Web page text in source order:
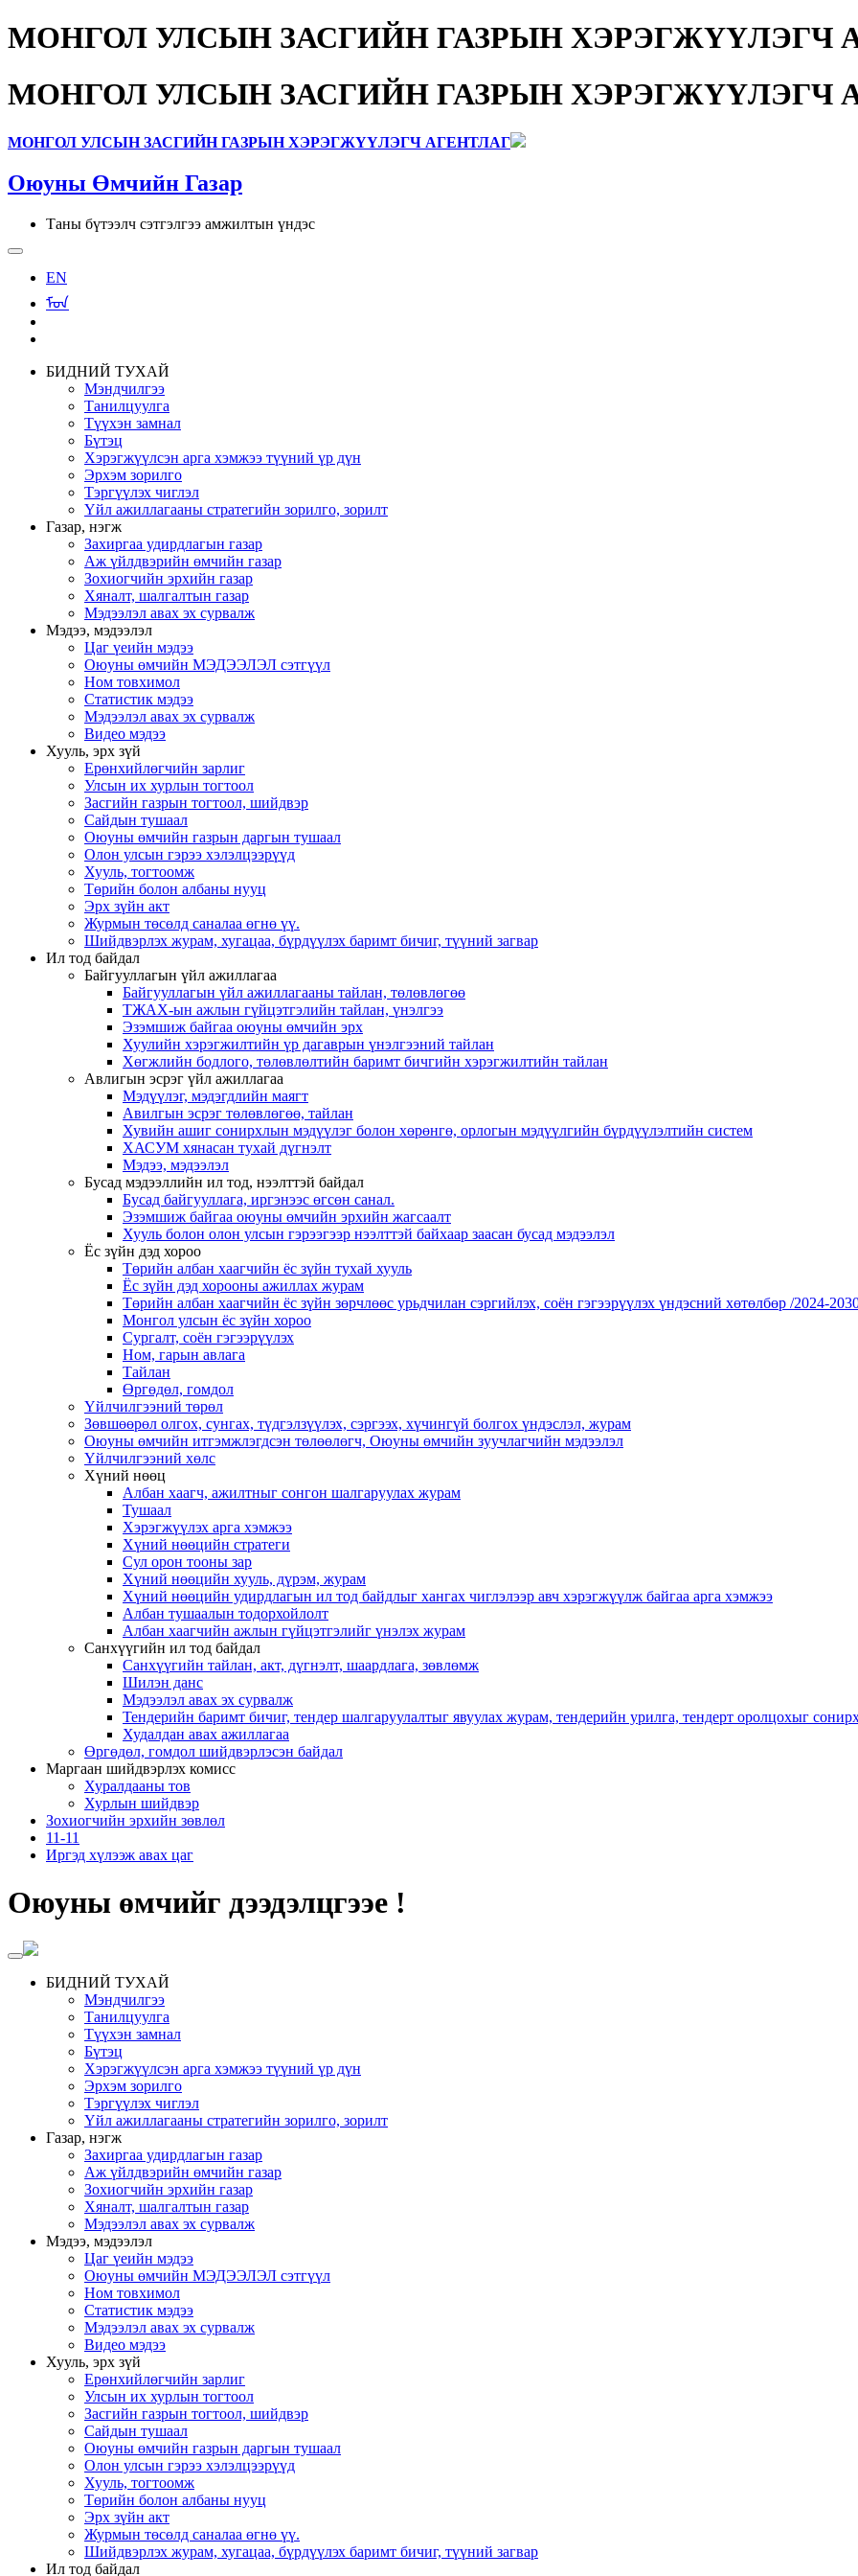
МОНГОЛ УЛСЫН ЗАСГИЙН ГАЗРЫН ХЭРЭГЖҮҮЛЭГЧ
МОНГОЛ УЛСЫН ЗАСГИЙН ГАЗРЫН ХЭРЭГЖҮҮЛЭГЧ
МОНГОЛ УЛСЫН ЗАСГИЙН ГАЗРЫН ХЭРЭГЖҮҮЛЭГЧ АГЕНТЛАГ
Оюуны Өмчийн Газар
Таны бүтээлч сэтгэлгээ амжилтын үндэс
EN
ᠮᠣᠨ
БИДНИЙ ТУХАЙ
Мэндчилгээ
Танилцуулга
Түүхэн замнал
Бүтэц
Хэрэгжүүлсэн арга хэмжээ түүний үр дүн
Эрхэм зорилго
Тэргүүлэх чиглэл
Үйл ажиллагааны стратегийн зорилго, зорилт
Газар, нэгж
Захиргаа удирдлагын газар
Аж үйлдвэрийн өмчийн газар
Зохиогчийн эрхийн газар
Хяналт, шалгалтын газар
Мэдээлэл авах эх сурвалж
Мэдээ, мэдээлэл
Цаг үеийн мэдээ
Оюуны өмчийн МЭДЭЭЛЭЛ сэтгүүл
Ном товхимол
Статистик мэдээ
Мэдээлэл авах эх сурвалж
Видео мэдээ
Хууль, эрх зүй
Ерөнхийлөгчийн зарлиг
Улсын их хурлын тогтоол
Засгийн газрын тогтоол, шийдвэр
Сайдын тушаал
Оюуны өмчийн газрын даргын тушаал
Олон улсын гэрээ хэлэлцээрүүд
Хууль, тогтоомж
Төрийн болон албаны нууц
Эрх зүйн акт
Журмын төсөлд саналаа өгнө үү.
Шийдвэрлэх журам, хугацаа, бүрдүүлэх баримт бичиг, түүний загвар
Ил тод байдал
Байгууллагын үйл ажиллагаа
Байгууллагын үйл ажиллагааны тайлан, төлөвлөгөө
ТЖАХ-ын ажлын гүйцэтгэлийн тайлан, үнэлгээ
Эзэмшиж байгаа оюуны өмчийн эрх
Хуулийн хэрэгжилтийн үр дагаврын үнэлгээний тайлан
Хөгжлийн бодлого, төлөвлөлтийн баримт бичгийн хэрэгжилтийн тайлан
Авлигын эсрэг үйл ажиллагаа
Мэдүүлэг, мэдэгдлийн маягт
Авилгын эсрэг төлөвлөгөө, тайлан
Хувийн ашиг сонирхлын мэдүүлэг болон хөрөнгө, орлогын мэдүүлгийн бүрдүүлэлтийн систем
ХАСУМ хянасан тухай дүгнэлт
Мэдээ, мэдээлэл
Бусад мэдээллийн ил тод, нээлттэй байдал
Бусад байгууллага, иргэнээс өгсөн санал.
Эзэмшиж байгаа оюуны өмчийн эрхийн жагсаалт
Хууль болон олон улсын гэрээгээр нээлттэй байхаар заасан бусад мэдээлэл
Ёс зүйн дэд хороо
Төрийн албан хаагчийн ёс зүйн тухай хууль
Ёс зүйн дэд хорооны ажиллах журам
Төрийн албан хаагчийн ёс зүйн зөрчлөөс урьдчилан сэргийлэх, соён гэгээрүүлэх үндэсний хөтөлбөр /2024-
Монгол улсын ёс зүйн хороо
Cургалт, cоён гэгээрүүлэх
Ном, гарын авлага
Тайлан
Өргөдөл, гомдол
Үйлчилгээний төрөл
Зөвшөөрөл олгох, сунгах, түдгэлзүүлэх, сэргээх, хүчингүй болгох үндэслэл, журам
Оюуны өмчийн итгэмжлэгдсэн төлөөлөгч, Оюуны өмчийн зуучлагчийн мэдээлэл
Үйлчилгээний хөлс
Хүний нөөц
Албан хаагч, ажилтныг сонгон шалгаруулах журам
Тушаал
Хэрэгжүүлэх арга хэмжээ
Хүний нөөцийн стратеги
Сул орон тооны зар
Хүний нөөцийн хууль, дүрэм, журам
Хүний нөөцийн удирдлагын ил тод байдлыг хангах чиглэлээр авч хэрэгжүүлж байгаа арга хэмжээ
Албан тушаалын тодорхойлолт
Албан хаагчийн ажлын гүйцэтгэлийг үнэлэх журам
Санхүүгийн ил тод байдал
Санхүүгийн тайлан, акт, дүгнэлт, шаардлага, зөвлөмж
Шилэн данс
Мэдээлэл авах эх сурвалж
Тендерийн баримт бичиг, тендер шалгаруулалтыг явуулах журам, тендерийн урилга, тендерт оролцохыг
Худалдан авах ажиллагаа
Өргөдөл, гомдол шийдвэрлэсэн байдал
Маргаан шийдвэрлэх комисс
Хуралдааны тов
Хурлын шийдвэр
Зохиогчийн эрхийн зөвлөл
11-11
Иргэд хүлээж авах цаг
Оюуны өмчийг дээдэлцгээе !
БИДНИЙ ТУХАЙ
Мэндчилгээ
Танилцуулга
Түүхэн замнал
Бүтэц
Хэрэгжүүлсэн арга хэмжээ түүний үр дүн
Эрхэм зорилго
Тэргүүлэх чиглэл
Үйл ажиллагааны стратегийн зорилго, зорилт
Газар, нэгж
Захиргаа удирдлагын газар
Аж үйлдвэрийн өмчийн газар
Зохиогчийн эрхийн газар
Хяналт, шалгалтын газар
Мэдээлэл авах эх сурвалж
Мэдээ, мэдээлэл
Цаг үеийн мэдээ
Оюуны өмчийн МЭДЭЭЛЭЛ сэтгүүл
Ном товхимол
Статистик мэдээ
Мэдээлэл авах эх сурвалж
Видео мэдээ
Хууль, эрх зүй
Ерөнхийлөгчийн зарлиг
Улсын их хурлын тогтоол
Засгийн газрын тогтоол, шийдвэр
Сайдын тушаал
Оюуны өмчийн газрын даргын тушаал
Олон улсын гэрээ хэлэлцээрүүд
Хууль, тогтоомж
Төрийн болон албаны нууц
Эрх зүйн акт
Журмын төсөлд саналаа өгнө үү.
Шийдвэрлэх журам, хугацаа, бүрдүүлэх баримт бичиг, түүний загвар
Ил тод байдал